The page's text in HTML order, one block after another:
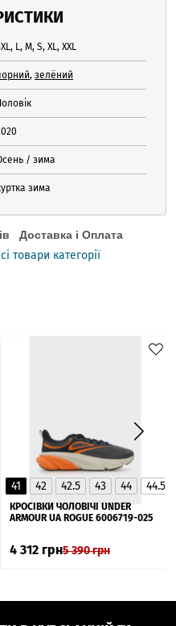
L, M, S, XL, XXL
, зелёний
/ зима
зима
Доставка і Оплата
товари категорії
40 40.5
41
▲
41 42 42.5 43 44 44.5
КРОСІВКИ ЧОЛОВІЧІ UNDER
ARMOUR UA ROGUE 6006719-025
4 312 грн5 390грн